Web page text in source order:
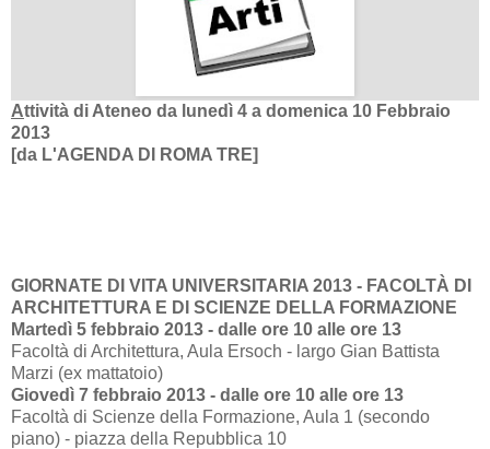
Attività di Ateneo da lunedì 4 a domenica 10 Febbraio
2013
[da L'AGENDA DI ROMA TRE]
GIORNATE DI VITA UNIVERSITARIA 2013 - FACOLTÀ DI
ARCHITETTURA E DI SCIENZE DELLA FORMAZIONE
Martedì 5 febbraio 2013 - dalle ore 10 alle ore 13
Facoltà di Architettura, Aula Ersoch - largo Gian Battista
Marzi (ex mattatoio)
Giovedì 7 febbraio 2013 - dalle ore 10 alle ore 13
Facoltà di Scienze della Formazione, Aula 1 (secondo
piano) - piazza della Repubblica 10